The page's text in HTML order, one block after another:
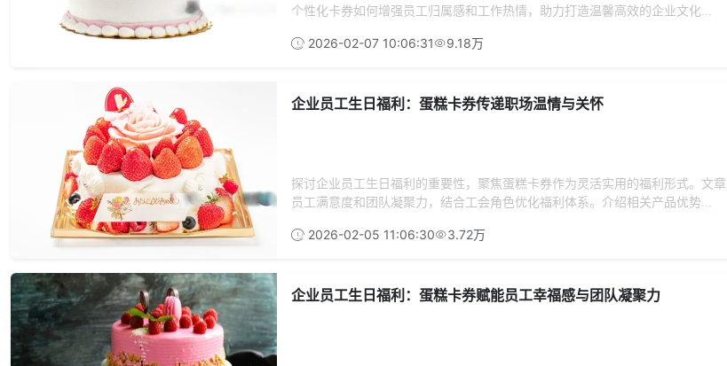
个性化卡券如何增强员工归属感和工作热情，助力打造温馨高效的企业文化...
2026-02-07 10:06:31 9.18万
企业员工生日福利：蛋糕卡券传递职场温情与关怀
探讨企业员工生日福利的重要性，聚焦蛋糕卡券作为灵活实用的福利形式。文
员工满意度和团队凝聚力，结合工会角色优化福利体系。介绍相关产品优势...
2026-02-05 11:06:30 3.72万
企业员工生日福利：蛋糕卡券赋能员工幸福感与团队凝聚力